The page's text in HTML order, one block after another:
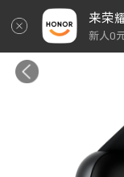
来荣
新人0